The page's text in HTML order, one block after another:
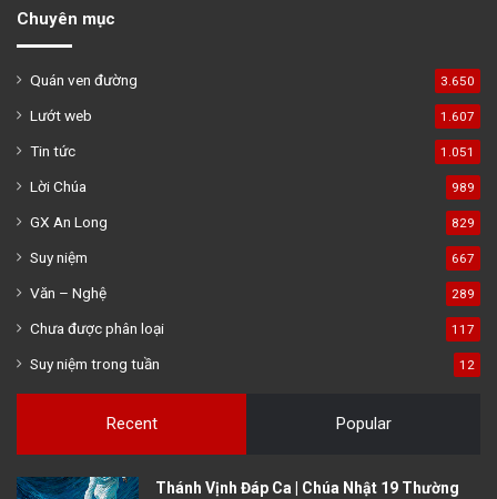
Chuyên mục
Quán ven đường 3.650
Lướt web 1.607
Tin tức 1.051
Lời Chúa 989
GX An Long 829
Suy niệm 667
Văn – Nghệ 289
Chưa được phân loại 117
Suy niệm trong tuần 12
Recent Popular
Thánh Vịnh Đáp Ca | Chúa Nhật 19 Thường